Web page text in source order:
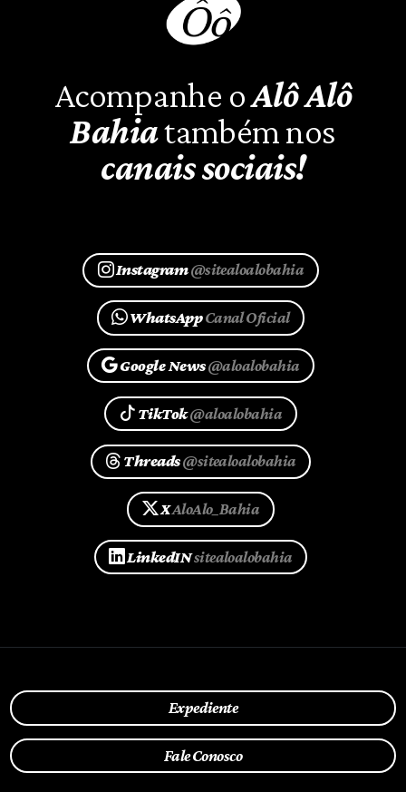
Acompanhe oAlô Alô
Bahiatambém nos
canais sociais!
Instagram@sitealoalobahia
WhatsAppCanal Oficial
Google News@aloalobahia
TikTok@aloalobahia
Threads@sitealoalobahia
XAloAlo_Bahia
LinkedINsitealoalobahia
Expediente
Fale Conosco